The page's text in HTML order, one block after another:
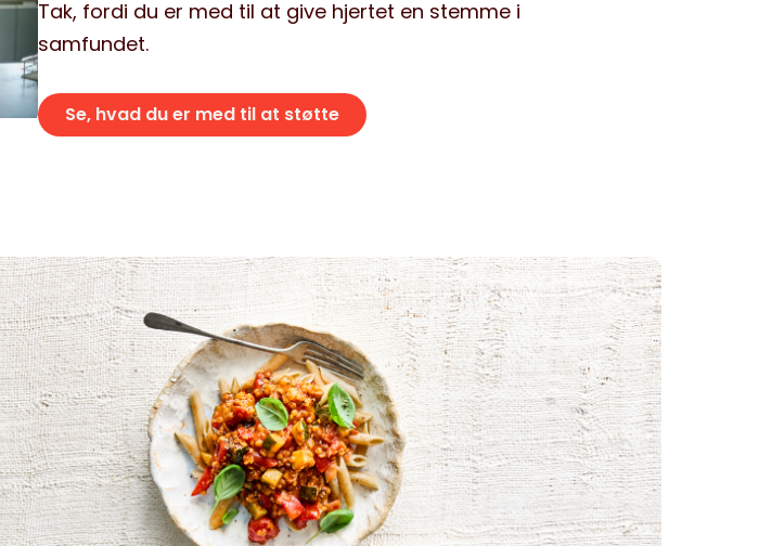
Tak, fordi du er med til at give hjertet en stemme i
samfundet.
Se, hvad du er med til at støtte